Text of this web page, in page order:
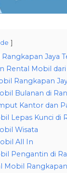
Jaya
Rental Mobil
Rangkapan
Bulanan di
Kantor dan
Lepas Kunci di
Wisata
All In
Pengantin di
Mobil